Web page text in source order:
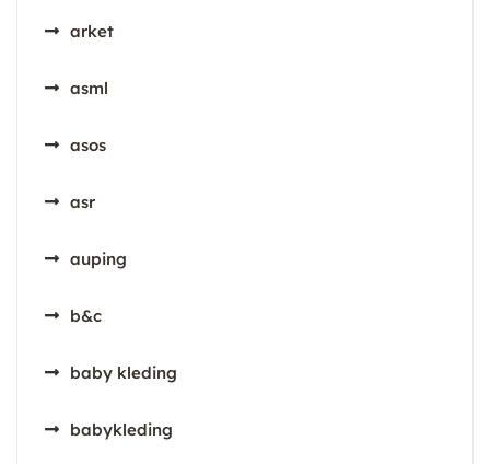
arket
asml
asos
asr
auping
b&c
baby kleding
babykleding